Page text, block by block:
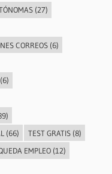
(27)
CORREOS(6)
(6)
(66) TEST GRATIS(8)
EMPLEO(12)